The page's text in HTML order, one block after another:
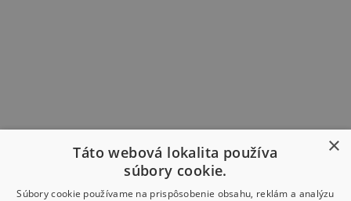
×
Táto webová lokalita používa
súbory cookie.
Súbory cookie používame na prispôsobenie obsahu, reklám a analýzu